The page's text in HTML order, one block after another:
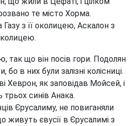
те місто Хорма.
з її околицею, Аскалон з
так що він посів гори. Подолян
в них були залізні колісниці.
Хеврон, як заповідав Мойсей, і
трьох синів Анака.
Єрусалиму, не повиганяли
живуть євусії в Єрусалимі з